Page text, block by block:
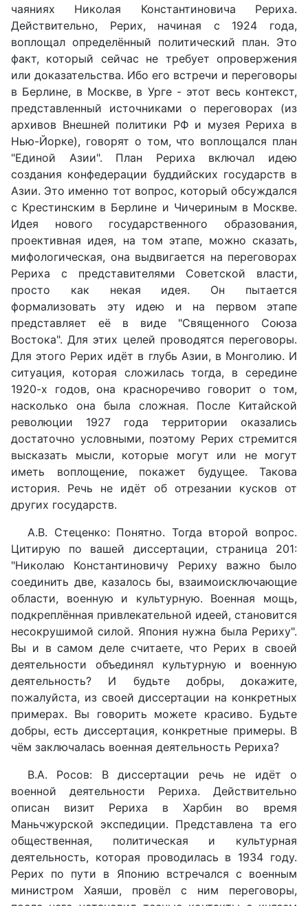
чаяниях Николая Константиновича Рериха.
Действительно, Рерих, начиная с 1924 года,
воплощал определённый политический план. Это
факт, который сейчас не требует опровержения
или доказательства. Ибо его встречи и переговоры
в Берлине, в Москве, в Урге - этот весь контекст,
представленный источниками о переговорах (из
архивов Внешней политики РФ и музея Рериха в
Нью-Йорке), говорят о том, что воплощался план
"Единой Азии". План Рериха включал идею
создания конфедерации буддийских государств в
Азии. Это именно тот вопрос, который обсуждался
с Крестинским в Берлине и Чичериным в Москве.
Идея нового государственного образования,
проективная идея, на том этапе, можно сказать,
мифологическая, она выдвигается на переговорах
Рериха с представителями Советской власти,
просто как некая идея. Он пытается
формализовать эту идею и на первом этапе
представляет её в виде "Священного Союза
Востока". Для этих целей проводятся переговоры.
Для этого Рерих идёт в глубь Азии, в Монголию. И
ситуация, которая сложилась тогда, в середине
1920-х годов, она красноречиво говорит о том,
насколько она была сложная. После Китайской
революции 1927 года территории оказались
достаточно условными, поэтому Рерих стремится
высказать мысли, которые могут или не могут
иметь воплощение, покажет будущее. Такова
история. Речь не идёт об отрезании кусков от
других государств.
А.В. Стеценко: Понятно. Тогда второй вопрос.
Цитирую по вашей диссертации, страница 201:
"Николаю Константиновичу Рериху важно было
соединить две, казалось бы, взаимоисключающие
области, военную и культурную. Военная мощь,
подкреплённая привлекательной идеей, становится
несокрушимой силой. Япония нужна была Рериху".
Вы и в самом деле считаете, что Рерих в своей
деятельности объединял культурную и военную
деятельность? И будьте добры, докажите,
пожалуйста, из своей диссертации на конкретных
примерах. Вы говорить можете красиво. Будьте
добры, есть диссертация, конкретные примеры. В
чём заключалась военная деятельность Рериха?
В.А. Росов: В диссертации речь не идёт о
военной деятельности Рериха. Действительно
описан визит Рериха в Харбин во время
Маньчжурской экспедиции. Представлена та его
общественная, политическая и культурная
деятельность, которая проводилась в 1934 году.
Рерих по пути в Японию встречался с военным
министром Хаяши, провёл с ним переговоры,